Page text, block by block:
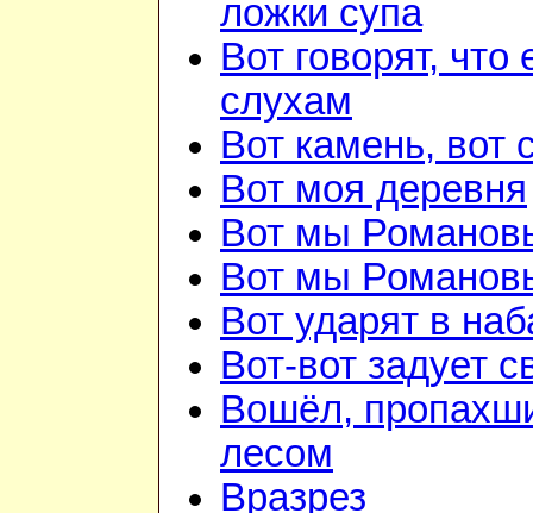
ложки супа
Вот говорят, что
слухам
Вот камень, вот
Вот моя деревня
Вот мы
Вот мы
Вот ударят в
Вот-вот задует
Вошёл,
лесом
Вразрез